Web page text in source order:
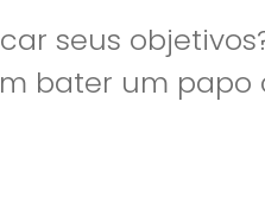
seus
bater um